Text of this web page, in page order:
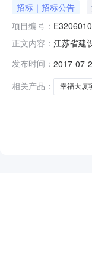
招标｜招标公告
项目编号：
正文内容： 江苏省建
工程规模
发布时间： 2017-07-
相关产品：
幸福大厦